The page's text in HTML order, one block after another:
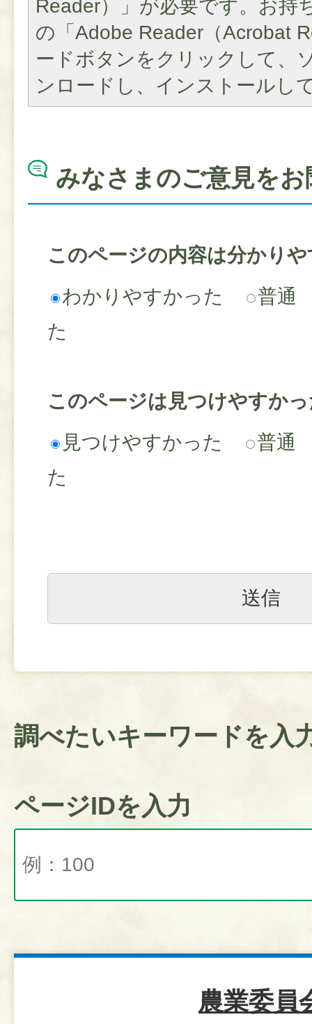
Reader）」が必要です。お持
の「Adobe Reader（Acrobat
ードボタンをクリックして、
ンロードし、インストールし
みなさまのご意見を
このページの内容は分かり
わかりやすかった
普通
た
このページは見つけやすか
見つけやすかった
普通
た
調べたいキーワードを入
ページIDを入力
農業委員